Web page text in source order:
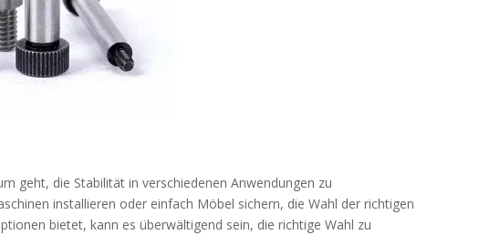
geht, die Stabilität in verschiedenen Anwendungen zu
installieren oder einfach Möbel sichern, die Wahl der richtigen
bietet, kann es überwältigend sein, die richtige Wahl zu